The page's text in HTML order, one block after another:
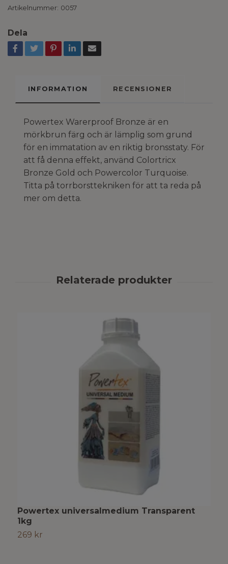
Artikelnummer: 0057
Dela
INFORMATION RECENSIONER
Powertex Warerproof Bronze är en
mörkbrun färg och är lämplig som grund
för en immatation av en riktig bronsstaty. För
att få denna effekt, använd Colortricx
Bronze Gold och Powercolor Turquoise.
Titta på torrborsttekniken för att ta reda på
mer om detta.
Powertex universalmedium Transparent
1kg
269 kr